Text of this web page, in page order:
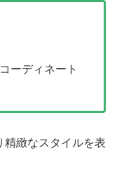
ーディネート
精緻なスタイルを表